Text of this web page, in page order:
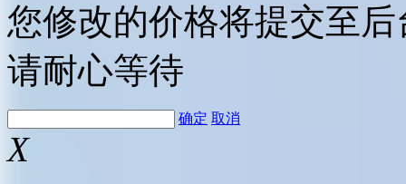
您修改的价格将提交至
请耐心等待
确定 取消
X